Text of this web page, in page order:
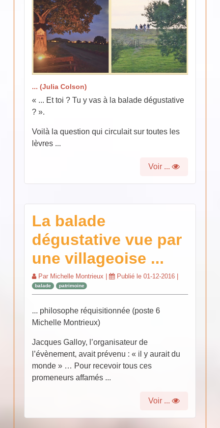
... (Julia Colson)
« ... Et toi ? Tu y vas à la balade dégustative
? ».
Voilà la question qui circulait sur toutes les
lèvres ...
Voir ...
La balade
dégustative vue par
une villageoise ...
Par Michelle Montrieux | Publié le01-12-2016
balade patrimoine
... philosophe réquisitionnée (poste 6
Michelle Montrieux)
Jacques Galloy, l’organisateur de
l’évènement, avait prévenu : « il y aurait du
monde » … Pour recevoir tous ces
promeneurs affamés ...
Voir ...